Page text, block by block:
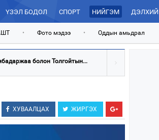
ҮЗЭЛ БОДОЛ СПОРТ НИЙГЭМ ДЭЛХИЙ
• Фото мэдээ • Оддын амьдрал
болон Толгойтын...
ХУВААЛЦАХ ЖИРГЭХ